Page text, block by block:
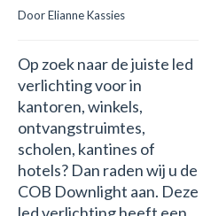
Door Elianne Kassies
Op zoek naar de juiste led
verlichting voor in
kantoren, winkels,
ontvangstruimtes,
scholen, kantines of
hotels? Dan raden wij u de
COB Downlight aan. Deze
led verlichting heeft een